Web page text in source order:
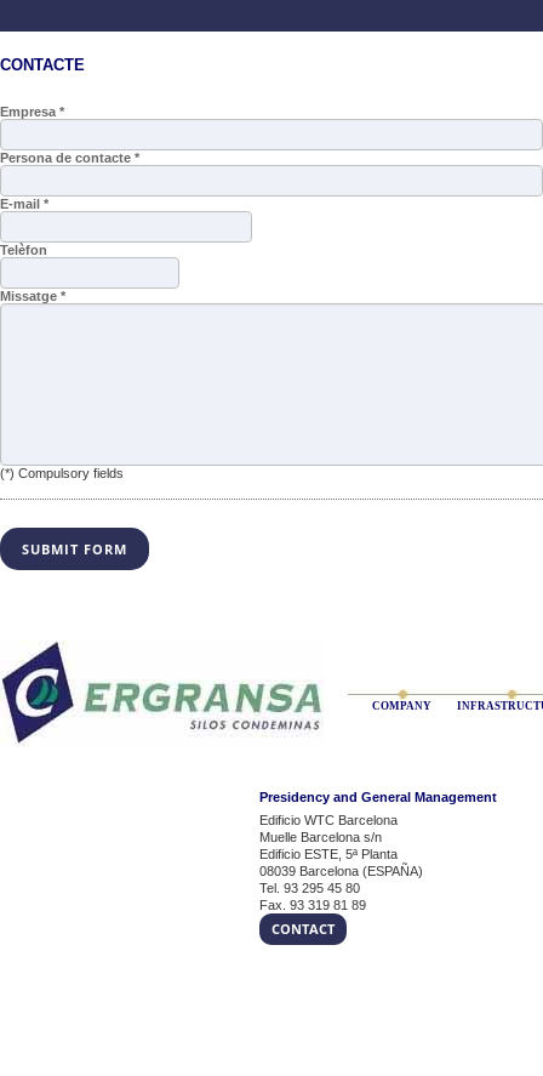
CONTACTE
Empresa *
Persona de contacte *
E-mail *
Telèfon
Missatge *
(*) Compulsory fields
COMPANY
Presidency and General Management
Edificio WTC Barcelona
Muelle Barcelona s/n
Edificio ESTE, 5ª Planta
08039 Barcelona (ESPAÑA)
Tel. 93 295 45 80
Fax. 93 319 81 89
CONTACT